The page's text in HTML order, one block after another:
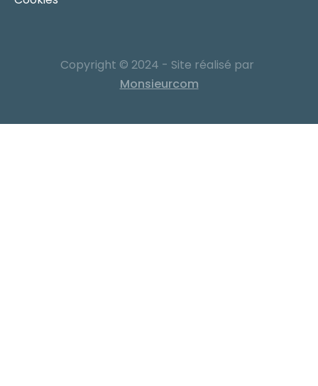
Copyright © 2024 - Site réalisé par
Monsieurcom